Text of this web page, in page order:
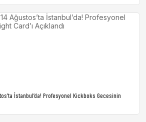
İstanbul’da! Profesyonel Kickboks Gecesinin